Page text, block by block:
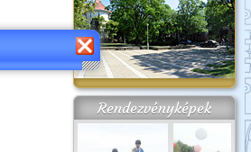
Rendezvényképek